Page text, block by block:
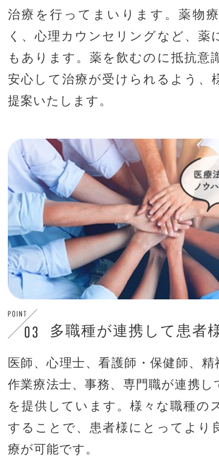
治療を行ってまいります。薬物
く、心理カウンセリングなど、薬
もあります。薬を飲むのに抵抗意
安心して治療が受けられるよう、
提案いたします。
多職種が連携して患者
医師、心理士、看護師・保健師、
作業療法士、事務、専門職が連携し
を提供しています。様々な職種の
することで、患者様にとってより
療が可能です。